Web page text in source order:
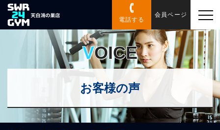
電話する
会員ページ
VOICE
お客様の声